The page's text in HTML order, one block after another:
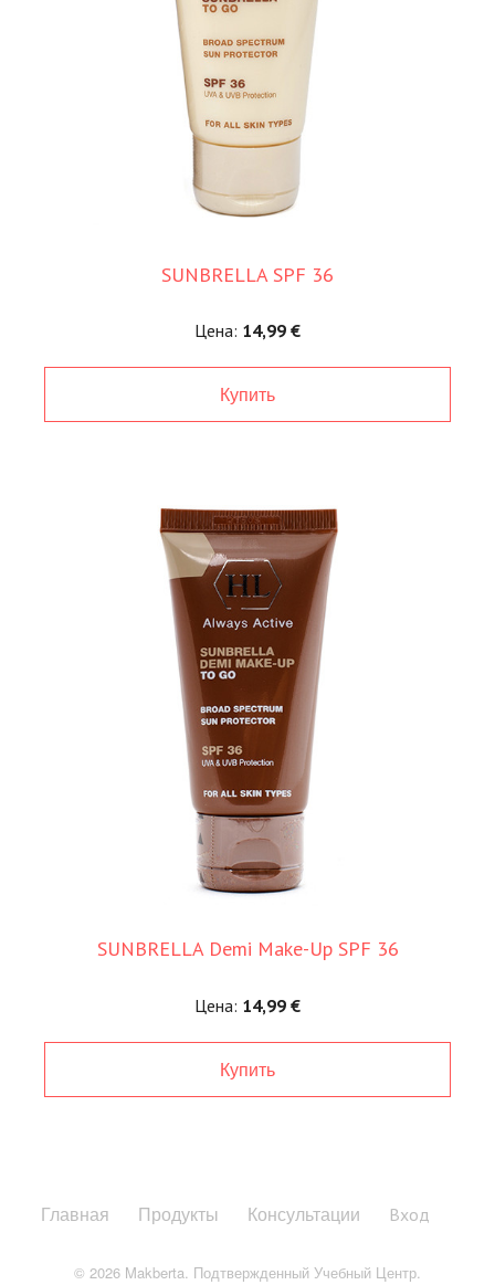
SUNBRELLA SPF 36
Цена: 14,99 €
Купить
SUNBRELLA Demi Make-Up SPF 36
Цена: 14,99 €
Купить
Главная Продукты Консультации Вход
© 2026 Makberta. Подтвержденный Учебный Центр.